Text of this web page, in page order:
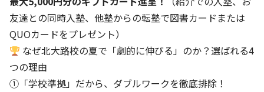
友達との同時入塾、他塾からの転塾で図書カードまたは
QUOカードをプレゼント）
なぜ北大路校の夏で「劇的に伸びる」のか？選ばれる4
つの理由
①「学校準拠」だから、ダブルワークを徹底排除！